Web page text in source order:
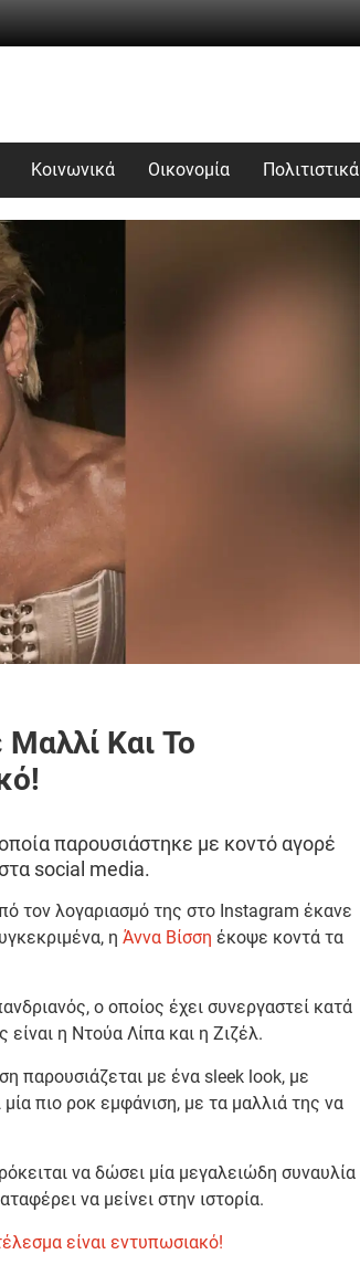
Κοινωνικά Οικονομία Πολιτιστικά
Και Το
παρουσιάστηκε με κοντό αγορέ
social media.
τον λογαριασμό της στο Instagram έκανε
η Άννα Βίσση έκοψε κοντά τα
ο οποίος έχει συνεργαστεί κατά
η Ντούα Λίπα και η Ζιζέλ.
παρουσιάζεται με ένα sleek look, με
πιο ροκ εμφάνιση, με τα μαλλιά της να
να δώσει μία μεγαλειώδη συναυλία
να μείνει στην ιστορία.
είναι εντυπωσιακό!